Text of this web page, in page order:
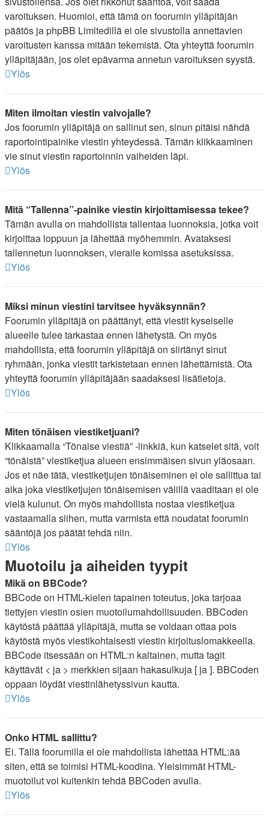
varoituksen. Huomioi, että tämä on foorumin ylläpitäjän
päätös ja phpBB Limitedillä ei ole sivustolla annettavien
varoitusten kanssa mitään tekemistä. Ota yhteyttä foorumin
ylläpitäjään, jos olet epävarma annetun varoituksen syystä.
Ylös
Miten ilmoitan viestin valvojalle?
Jos foorumin ylläpitäjä on sallinut sen, sinun pitäisi nähdä
raportointipainike viestin yhteydessä. Tämän klikkaaminen
vie sinut viestin raportoinnin vaiheiden läpi.
Ylös
Mitä “Tallenna”-painike viestin kirjoittamisessa tekee?
Tämän avulla on mahdollista tallentaa luonnoksia, jotka voit
kirjoittaa loppuun ja lähettää myöhemmin. Avataksesi
tallennetun luonnoksen, vieraile komissa asetuksissa.
Ylös
Miksi minun viestini tarvitsee hyväksynnän?
Foorumin ylläpitäjä on päättänyt, että viestit kyseiselle
alueelle tulee tarkastaa ennen lähetystä. On myös
mahdollista, että foorumin ylläpitäjä on siirtänyt sinut
ryhmään, jonka viestit tarkistetaan ennen lähettämistä. Ota
yhteyttä foorumin ylläpitäjään saadaksesi lisätietoja.
Ylös
Miten tönäisen viestiketjuani?
Klikkaamalla “Tönaise viestiä” -linkkiä, kun katselet sitä, voit
“tönäistä” viestiketjua alueen ensimmäisen sivun yläosaan.
Jos et näe tätä, viestiketjujen tönäiseminen ei ole sallittua tai
aika joka viestiketjujen tönäisemisen välillä vaaditaan ei ole
vielä kulunut. On myös mahdollista nostaa viestiketjua
vastaamalla siihen, mutta varmista että noudatat foorumin
sääntöjä jos päätät tehdä niin.
Ylös
Muotoilu ja aiheiden tyypit
Mikä on BBCode?
BBCode on HTML-kielen tapainen toteutus, joka tarjoaa
tiettyjen viestin osien muotoilumahdollisuuden. BBCoden
käytöstä päättää ylläpitäjä, mutta se voidaan ottaa pois
käytöstä myös viestikohtaisesti viestin kirjoituslomakkeella.
BBCode itsessään on HTML:n kaltainen, mutta tagit
käyttävät < ja > merkkien sijaan hakasulkuja [ ja ]. BBCoden
oppaan löydät viestinlähetyssivun kautta.
Ylös
Onko HTML sallittu?
Ei. Tällä foorumilla ei ole mahdollista lähettää HTML:ää
siten, että se toimisi HTML-koodina. Yleisimmät HTML-
muotoilut voi kuitenkin tehdä BBCoden avulla.
Ylös